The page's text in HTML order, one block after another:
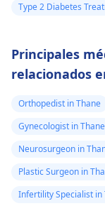
Type 2 Diabetes
Principales
relacionados
Orthopedist in Thane
Gynecologist in Thane
Neurosurgeon in
Plastic Surgeon in
Infertility Specialist in